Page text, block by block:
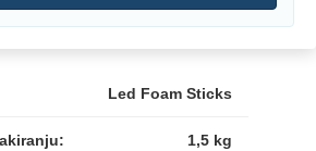
Led Foam Sticks
1,5 kg